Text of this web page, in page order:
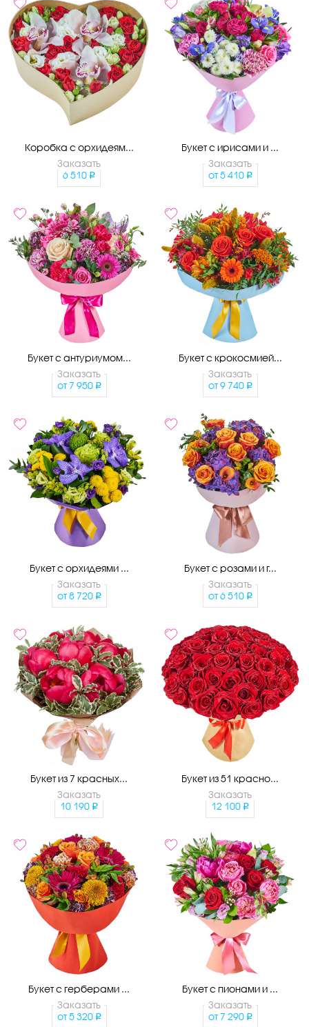
Коробка с орхидеям...
Заказать
6 510
Букет с ирисами и ...
Заказать
от 5 410
Букет с антуриумом...
Заказать
от 7 950
Букет с крокосмией...
Заказать
от 9 740
Букет с орхидеями ...
Заказать
от 8 720
Букет с розами и г...
Заказать
от 6 510
Букет из 7 красных...
Заказать
10 190
Букет из 51 красно...
Заказать
12 100
Букет с герберами ...
Заказать
от 5 320
Букет с пионами и ...
Заказать
от 7 290